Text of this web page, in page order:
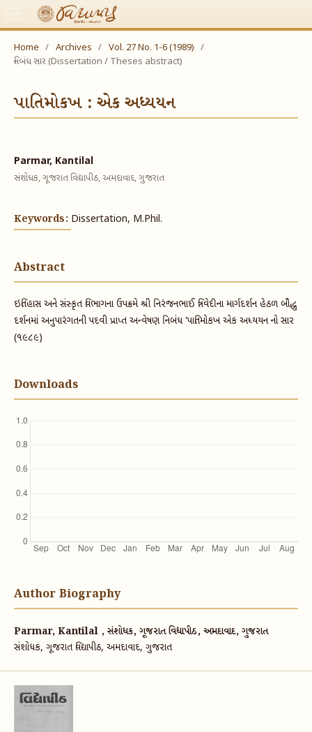
Home / Archives / Vol. 27 No. 1-6 (1989)
/
નિબંધ સાર (Dissertation / Theses abstract)
પાતિમોકખ : એક અધ્યયન
Parmar, Kantilal
સંશોધક, ગૂજરાત વિદ્યાપીઠ, અમદાવાદ, ગુજરાત
Keywords: Dissertation, M.Phil.
Abstract
ઇતિહાસ અને સંસ્કૃત વિભાગના ઉપક્રમે શ્રી નિરંજનભાઈ ત્રિવેદીના માર્ગદર્શન હેઠળ બૌદ્ધુ
દર્શનમાં અનુપારંગતની પદવી પ્રાપ્ત અન્વેષણ નિબંધ 'પાતિમોકખ એક અધ્યયન નો સાર
(૧૯૮૯)
Downloads
Author Biography
Parmar, Kantilal , સંશોધક, ગૂજરાત વિદ્યાપીઠ, અમદાવાદ, ગુજરાત
સંશોધક, ગૂજરાત વિદ્યાપીઠ, અમદાવાદ, ગુજરાત